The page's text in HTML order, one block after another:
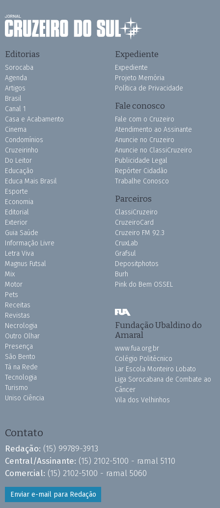
Editorias
Sorocaba
Agenda
Artigos
Brasil
Canal 1
Casa e Acabamento
Cinema
Condomínios
Cruzeirinho
Do Leitor
Educação
Educa Mais Brasil
Esporte
Economia
Editorial
Exterior
Guia Saúde
Informação Livre
Letra Viva
Magnus Futsal
Mix
Motor
Pets
Receitas
Revistas
Necrologia
Outro Olhar
Presença
São Bento
Tá na Rede
Tecnologia
Turismo
Uniso Ciência
Expediente
Expediente
Projeto Memória
Política de Privacidade
Fale conosco
Fale com o Cruzeiro
Atendimento ao Assinante
Anuncie no Cruzeiro
Anuncie no ClassiCruzeiro
Publicidade Legal
Repórter Cidadão
Trabalhe Conosco
Parceiros
ClassiCruzeiro
CruzeiroCard
Cruzeiro FM 92.3
CruxLab
Grafsul
Depositphotos
Burh
Pink do Bem OSSEL
Fundação Ubaldino do
Amaral
www.fua.org.br
Colégio Politécnico
Lar Escola Monteiro Lobato
Liga Sorocabana de Combate ao
Câncer
Vila dos Velhinhos
Contato
Redação: (15) 99789-3913
Central/Assinante: (15) 2102-5100 - ramal 5110
Comercial: (15) 2102-5100 - ramal 5060
Enviar e-mail para Redação